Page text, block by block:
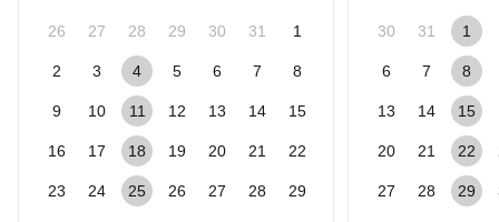
26 27 28 29 30 31 1
2 3 4 5 6 7 8
9 10 11 12 13 14 15
16 17 18 19 20 21 22
23 24 25 26 27 28 29
30 31 1
6 7 8
13 14 15
20 21 22
27 28 29